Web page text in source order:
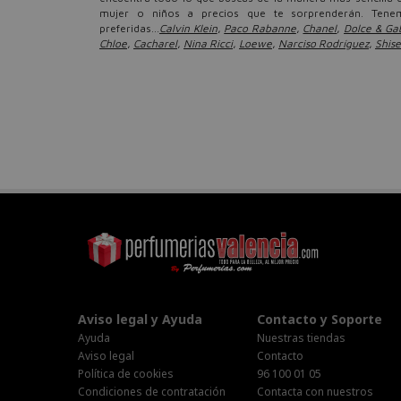
mujer o niños a precios que te sorprenderán.
preferidas... Calvin Klein, Paco Rabanne, Chanel, Dolce &
Chloe, Cacharel, Nina Ricci, Loewe, Narciso Rodríguez,
Aviso legal y Ayuda
Ayuda
Aviso legal
Política de cookies
Condiciones de contratación
Contacto y Soporte
Nuestras tiendas
Contacto
96 100 01 05
Contacta con nuestros